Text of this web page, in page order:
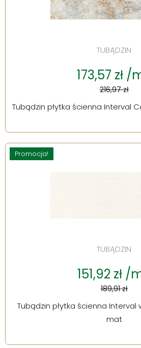
TUBĄDZIN
173,57 zł /
216,97 zł
Tubądzin płytka ścienna Interval
Promocja!
TUBĄDZIN
151,92 zł /
189,91 zł
Tubądzin płytka ścienna Interval
mat